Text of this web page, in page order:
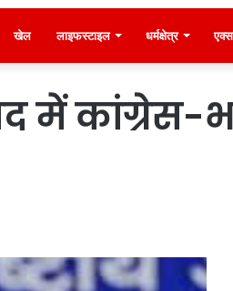
खेल लाइफस्टाइल धर्मक्षेत्र
कांग्रेस-